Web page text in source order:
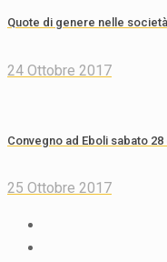
Quote di genere nelle
24 Ottobre 2017
Convegno ad Eboli sabato
25 Ottobre 2017